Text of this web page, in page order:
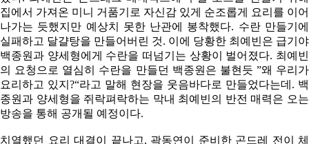
집에서 가져온 미니 거품기로 자신감 있게 순조롭게 요리를 이어
나가는 듯했지만 예상치 못한 난관에 봉착했다. 수란 만들기에
실패하고 달걀탕을 만들어버린 것. 이에 당황한 최예빈은 급기야
백종원과 양세형에게 수란을 떠넘기는 상황이 벌어졌다. 최예빈
의 요청으로 열심히 수란을 만들던 백종원은 불현듯 ”왜 우리가
요리하고 있지?“라고 말해 현장을 웃음바다로 만들었다는데. 백
종원과 양세형을 쥐락펴락하는 막내 최예빈의 반전 매력은 오는
방송을 통해 공개될 예정이다.
치열했던 요리 대결이 끝나고, 곽동연이 준비한 곤드레 전이 체